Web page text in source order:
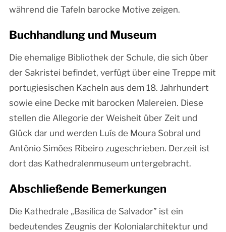
während die Tafeln barocke Motive zeigen.
Buchhandlung und Museum
Die ehemalige Bibliothek der Schule, die sich über
der Sakristei befindet, verfügt über eine Treppe mit
portugiesischen Kacheln aus dem 18. Jahrhundert
sowie eine Decke mit barocken Malereien. Diese
stellen die Allegorie der Weisheit über Zeit und
Glück dar und werden Luís de Moura Sobral und
Antônio Simões Ribeiro zugeschrieben. Derzeit ist
dort das Kathedralenmuseum untergebracht.
Abschließende Bemerkungen
Die Kathedrale „Basilica de Salvador” ist ein
bedeutendes Zeugnis der Kolonialarchitektur und